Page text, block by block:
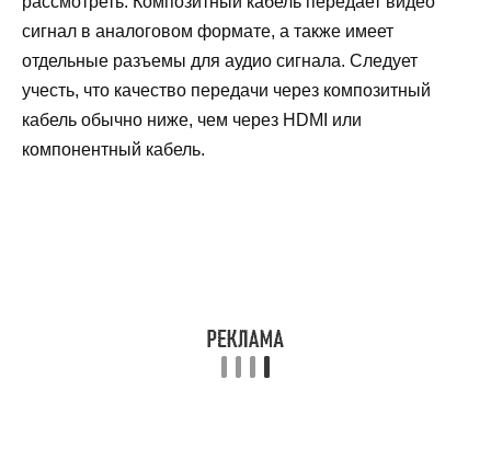
сигнал в аналоговом формате, а также имеет
отдельные разъемы для аудио сигнала. Следует
учесть, что качество передачи через композитный
кабель обычно ниже, чем через HDMI или
компонентный кабель.